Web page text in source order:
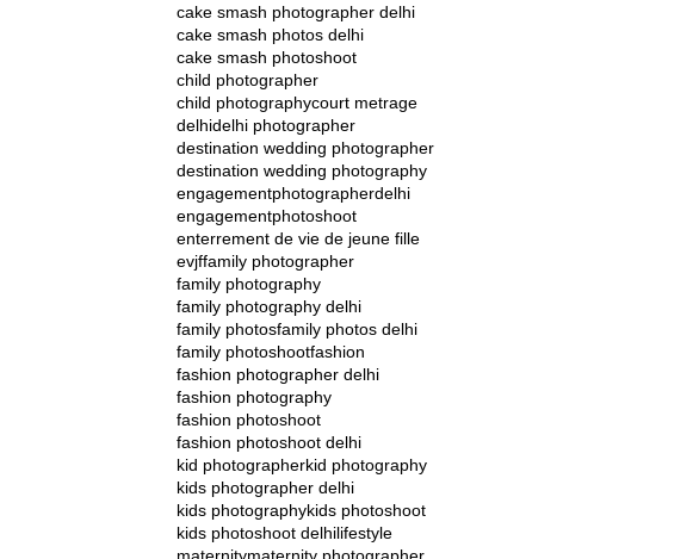
cake smash photographer delhi
cake smash photos delhi
cake smash photoshoot
child photographer
child photographycourt metrage
delhidelhi photographer
destination wedding photographer
destination wedding photography
engagementphotographerdelhi
engagementphotoshoot
enterrement de vie de jeune fille
evjffamily photographer
family photography
family photography delhi
family photosfamily photos delhi
family photoshootfashion
fashion photographer delhi
fashion photography
fashion photoshoot
fashion photoshoot delhi
kid photographerkid photography
kids photographer delhi
kids photographykids photoshoot
kids photoshoot delhilifestyle
maternitymaternity photographer